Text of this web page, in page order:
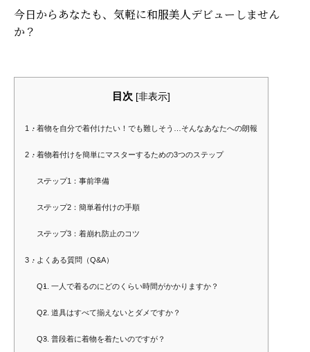
今日からあなたも、気軽に和服美人デビューしません
か？
目次 [非表示]
1．着物を自分で着付けたい！でも難しそう…そんなあなたへの朗報
2．着物着付けを簡単にマスターするための3つのステップ
ステップ1：事前準備
ステップ2：簡単着付けの手順
ステップ3：着崩れ防止のコツ
3．よくある質問（Q&A）
Q1. 一人で着るのにどのくらい時間がかかりますか？
Q2. 道具はすべて揃えないとダメですか？
Q3. 普段着に着物を着たいのですが？